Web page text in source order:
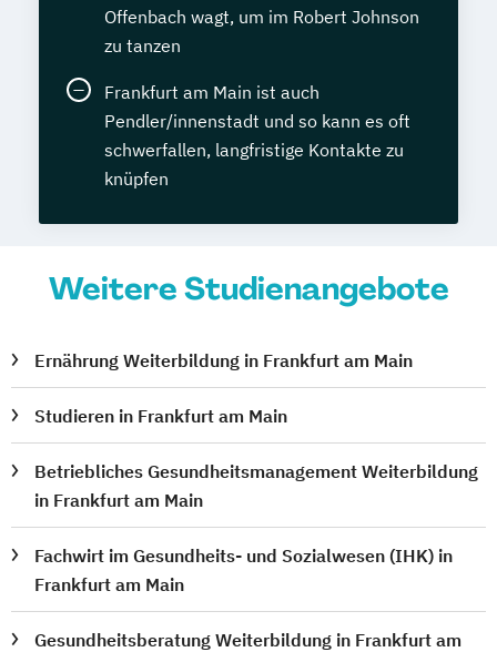
Offenbach wagt, um im Robert Johnson
zu tanzen
Frankfurt am Main ist auch
Pendler/innenstadt und so kann es oft
schwerfallen, langfristige Kontakte zu
knüpfen
Weitere Studienangebote
Ernährung Weiterbildung in Frankfurt am Main
Studieren in Frankfurt am Main
Betriebliches Gesundheitsmanagement Weiterbildung
in Frankfurt am Main
Fachwirt im Gesundheits- und Sozialwesen (IHK) in
Frankfurt am Main
Gesundheitsberatung Weiterbildung in Frankfurt am